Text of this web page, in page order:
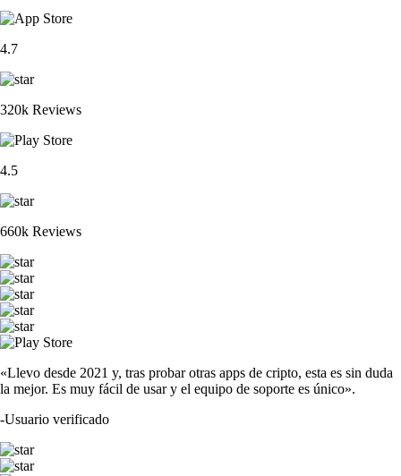
4.7
320k Reviews
4.5
660k Reviews
«Llevo desde 2021 y, tras probar otras apps de cripto, esta es sin duda
la mejor. Es muy fácil de usar y el equipo de soporte es único».
-Usuario verificado